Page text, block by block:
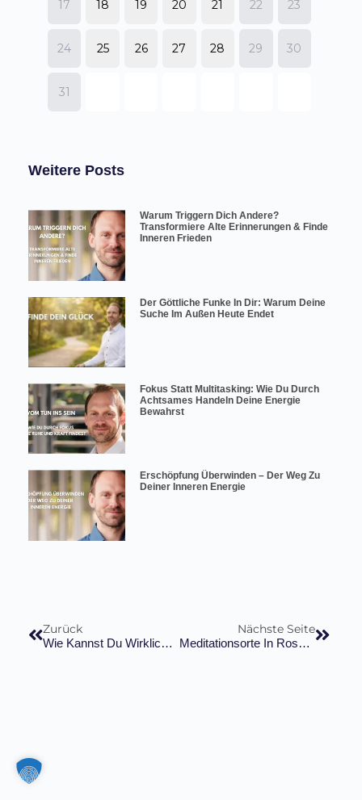
Weitere Posts
Warum Triggern Dich Andere?
Transformiere Alte Erinnerungen & Finde
Inneren Frieden
Der Göttliche Funke In Dir: Warum Deine
Suche Im Außen Heute Endet
Fokus Statt Multitasking: Wie Du Durch
Achtsames Handeln Deine Energie
Bewahrst
Erschöpfung Überwinden – Der Weg Zu
Deiner Inneren Energie
Zurück
Wie Kannst Du Wirklich Glücklich Werden?
Nächste Seite
Meditationsorte In Rosenheim: Finde Deine Innere Ruhe